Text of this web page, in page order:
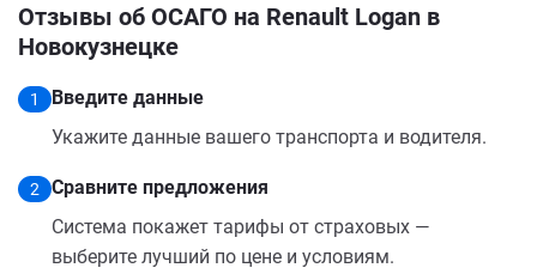
Отзывы об ОСАГО на Renault Logan в
Новокузнецке
1
Введите данные
Укажите данные вашего транспорта и водителя.
2
Сравните предложения
Система покажет тарифы от страховых —
выберите лучший по цене и условиям.